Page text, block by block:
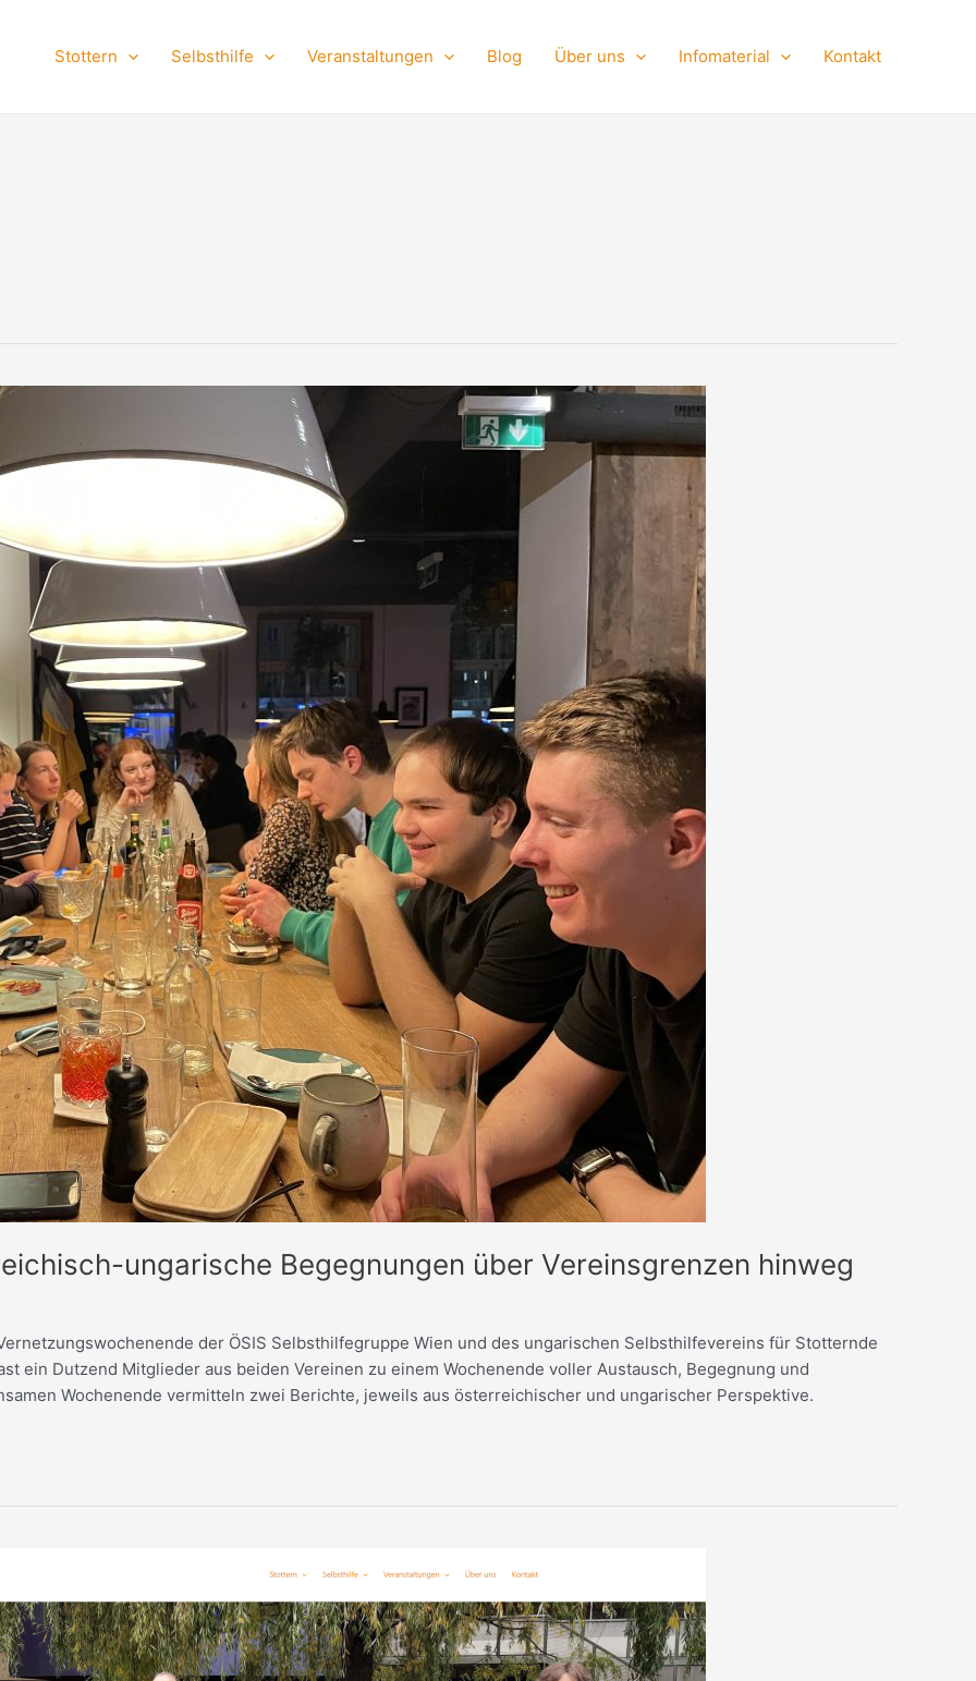
Stottern Selbsthilfe Veranstaltungen Blog Über uns Infomaterial Kontakt
ungarische Begegnungen über Vereinsgrenzen hinweg
der ÖSIS Selbsthilfegruppe Wien und des ungarischen Selbsthilfevereins für Stotternde
ein Dutzend Mitglieder aus beiden Vereinen zu einem Wochenende voller Austausch, Begegnung und
Wochenende vermitteln zwei Berichte, jeweils aus österreichischer und ungarischer Perspektive.